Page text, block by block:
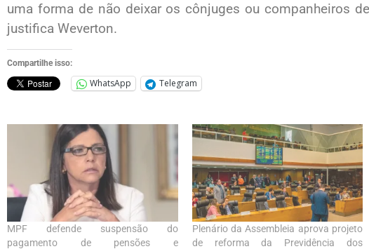
uma forma de não deixar os cônjuges ou companheiros
justifica Weverton.
Compartilhe isso:
WhatsApp Telegram
MPF defende suspensão do
pagamento de pensões e
Plenário da Assembleia aprova projeto
de reforma da Previdência dos